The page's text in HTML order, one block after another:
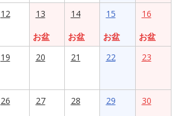
12
13
お盆
14
お盆
15
お盆
16
お盆
19 20 21 22 23
26 27 28 29 30